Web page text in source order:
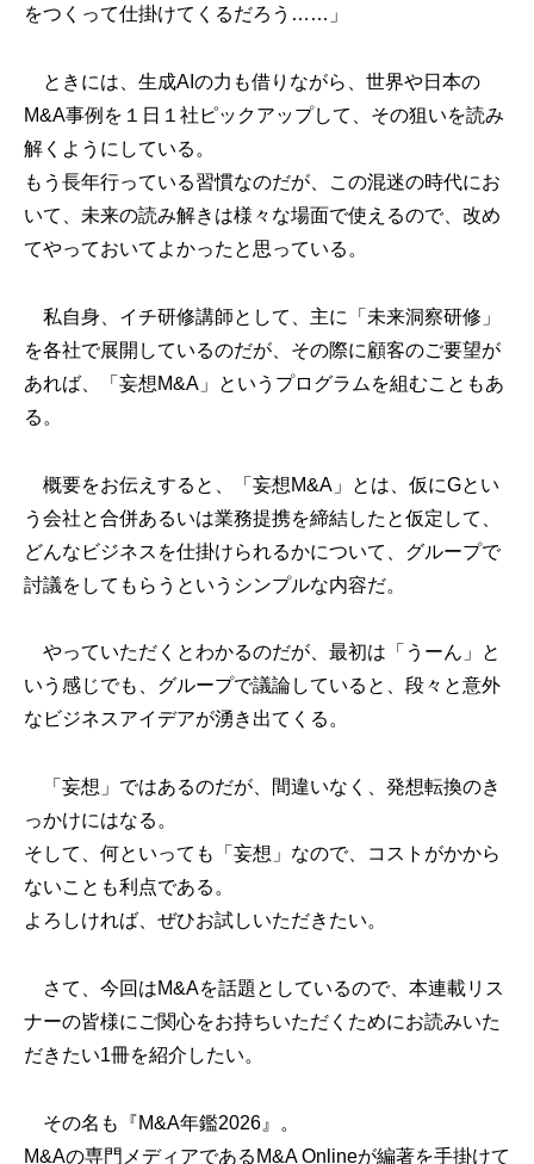
をつくって仕掛けてくるだろう……」
ときには、生成AIの力も借りながら、世界や日本の
M&A事例を１日１社ピックアップして、その狙いを読み
解くようにしている。
もう長年行っている習慣なのだが、この混迷の時代にお
いて、未来の読み解きは様々な場面で使えるので、改め
てやっておいてよかったと思っている。
私自身、イチ研修講師として、主に「未来洞察研修」
を各社で展開しているのだが、その際に顧客のご要望が
あれば、「妄想M&A」というプログラムを組むこともあ
る。
概要をお伝えすると、「妄想M&A」とは、仮にGとい
う会社と合併あるいは業務提携を締結したと仮定して、
どんなビジネスを仕掛けられるかについて、グループで
討議をしてもらうというシンプルな内容だ。
やっていただくとわかるのだが、最初は「うーん」と
いう感じでも、グループで議論していると、段々と意外
なビジネスアイデアが湧き出てくる。
「妄想」ではあるのだが、間違いなく、発想転換のき
っかけにはなる。
そして、何といっても「妄想」なので、コストがかから
ないことも利点である。
よろしければ、ぜひお試しいただきたい。
さて、今回はM&Aを話題としているので、本連載リス
ナーの皆様にご関心をお持ちいただくためにお読みいた
だきたい1冊を紹介したい。
その名も『M&A年鑑2026』。
M&Aの専門メディアであるM&A Onlineが編著を手掛けて